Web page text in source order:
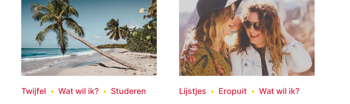
Twijfel Wat wil ik? Studeren Lijstjes Eropuit Wat wil ik?